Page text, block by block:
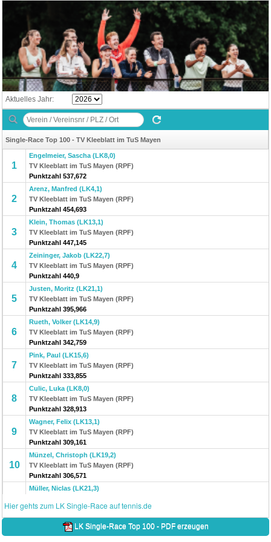
Aktuelles Jahr:
Single-Race Top 100 - TV Kleeblatt im TuS Mayen
1
Engelmeier, Sascha (LK8,0)
TV Kleeblatt im TuS Mayen (RPF)
Punktzahl 537,672
2
Arenz, Manfred (LK4,1)
TV Kleeblatt im TuS Mayen (RPF)
Punktzahl 454,693
3
Klein, Thomas (LK13,1)
TV Kleeblatt im TuS Mayen (RPF)
Punktzahl 447,145
4
Zeininger, Jakob (LK22,7)
TV Kleeblatt im TuS Mayen (RPF)
Punktzahl 440,9
5
Justen, Moritz (LK21,1)
TV Kleeblatt im TuS Mayen (RPF)
Punktzahl 395,966
6
Rueth, Volker (LK14,9)
TV Kleeblatt im TuS Mayen (RPF)
Punktzahl 342,759
7
Pink, Paul (LK15,6)
TV Kleeblatt im TuS Mayen (RPF)
Punktzahl 333,855
8
Culic, Luka (LK8,0)
TV Kleeblatt im TuS Mayen (RPF)
Punktzahl 328,913
9
Wagner, Felix (LK13,1)
TV Kleeblatt im TuS Mayen (RPF)
Punktzahl 309,161
10
Münzel, Christoph (LK19,2)
TV Kleeblatt im TuS Mayen (RPF)
Punktzahl 306,571
Müller, Niclas (LK21,3)
Punktzahl 298,91
Rausch, Günther (LK3,5)
TV Kleeblatt im TuS Mayen (RPF)
Hier gehts zum LK Single-Race auf tennis.de
LK Single-Race Top 100 - PDF erzeugen